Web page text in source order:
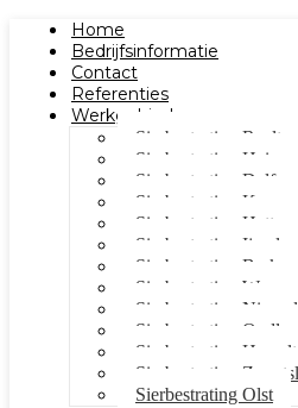
Home
Bedrijfsinformatie
Contact
Referenties
Werkgebied
Sierbestrating Raalte
Sierbestrating Heino
Sierbestrating Dalfsen
Sierbestrating Kampen
Sierbestrating Hattem
Sierbestrating
Sierbestrating Berkum
Sierbestrating Wezep
Sierbestrating
Sierbestrating
Sierbestrating Hasselt
Sierbestrating
Sierbestrating Olst